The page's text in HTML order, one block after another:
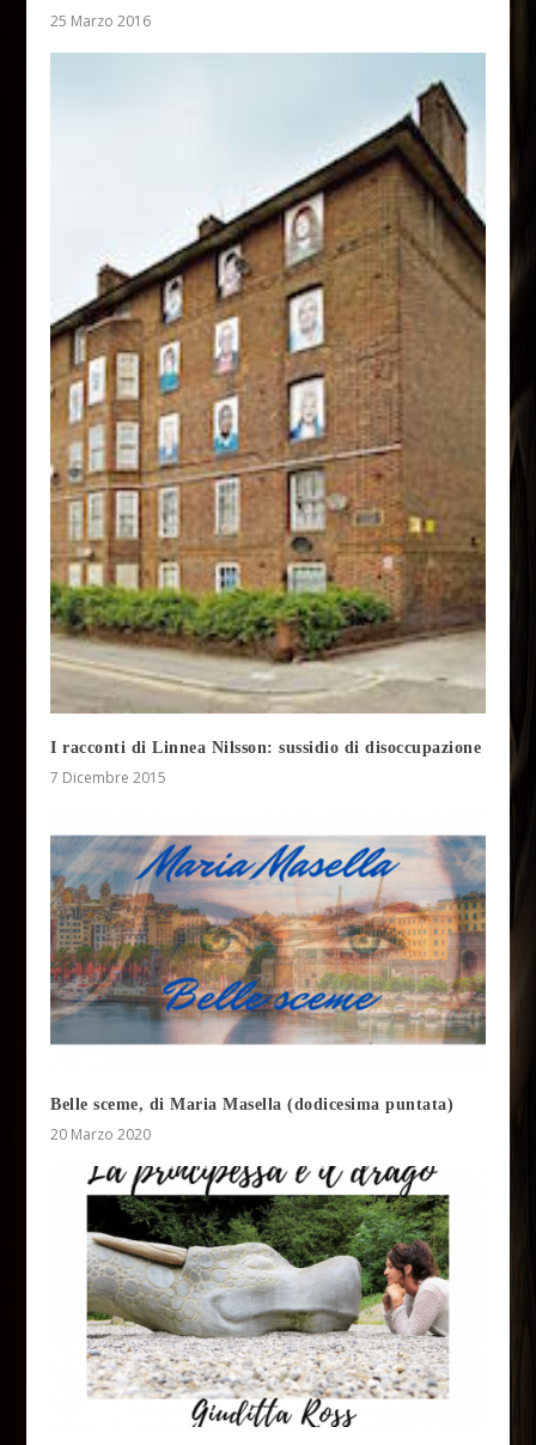
25 Marzo 2016
I racconti di Linnea Nilsson: sussidio di disoccupazione
7 Dicembre 2015
Belle sceme, di Maria Masella (dodicesima puntata)
20 Marzo 2020